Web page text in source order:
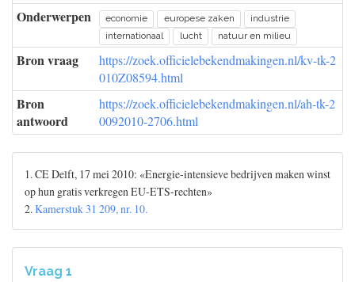
Onderwerpen economie europese zaken
industrie
internationaal
lucht natuur en milieu
Bron vraag
https://zoek.officielebekendmakingen.nl/kv-tk-2
010Z08594.html
Bron
antwoord
https://zoek.officielebekendmakingen.nl/ah-tk-2
0092010-2706.html
1. CE Delft, 17 mei 2010: «Energie-intensieve bedrijven maken winst
op hun gratis verkregen EU-ETS-rechten»
2.Kamerstuk 31 209, nr. 10.
Vraag 1